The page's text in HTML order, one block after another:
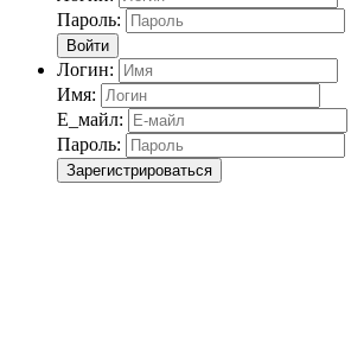
Пароль:
Войти
Логин:
Имя:
Е_майл:
Пароль:
Зарегистрироваться